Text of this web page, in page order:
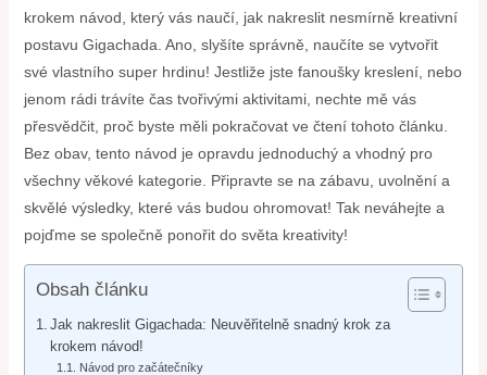
krokem návod, který vás naučí, jak nakreslit nesmírně kreativní
postavu Gigachada. Ano, slyšíte správně, naučíte se vytvořit
své vlastního super hrdinu! Jestliže jste fanoušky kreslení, nebo
jenom rádi trávíte čas tvořivými aktivitami, nechte mě vás
přesvědčit, proč byste měli pokračovat ve čtení tohoto článku.
Bez obav, tento návod je opravdu jednoduchý a vhodný pro
všechny věkové kategorie. Připravte se na zábavu, uvolnění a
skvělé výsledky, které vás budou ohromovat! Tak neváhejte a
pojďme se společně ponořit do světa kreativity!
Obsah článku
Jak nakreslit Gigachada: Neuvěřitelně snadný krok za
krokem návod!
Návod pro začátečníky